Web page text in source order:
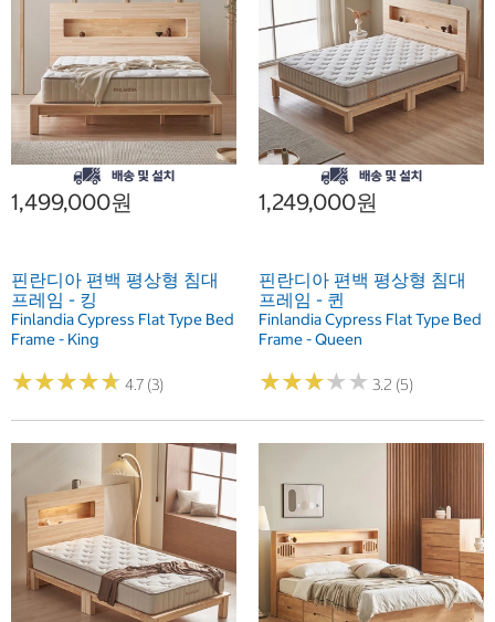
1,499,000원
핀란디아 편백 평상형 침대
프레임 - 킹
Finlandia Cypress Flat Type Bed
Frame - King
★★★★★
★★★★★ 4.7 (3)
1,249,000원
핀란디아 편백 평상형 침대
프레임 - 퀸
Finlandia Cypress Flat Type Bed
Frame - Queen
★★★★★
★★★★★ 3.2 (5)